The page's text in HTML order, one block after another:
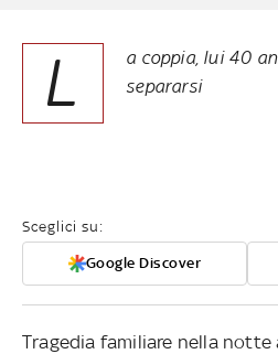
L
a coppia, lui 40
separarsi
Sceglici su:
Google Discover
Tragedia familiare nella notte